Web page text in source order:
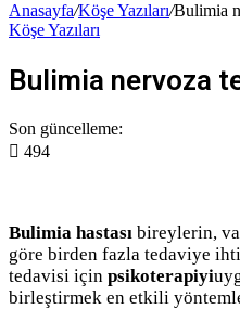
Anasayfa/Köşe Yazıları/Bulimia
Köşe Yazıları
Bulimia nervoza
Son güncelleme:
494
Bulimia hastası bireylerin,
göre birden fazla tedaviye
tedavisi için psikoterapiyi
birleştirmek en etkili